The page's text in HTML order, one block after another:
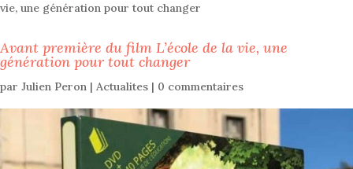
vie, une génération pour tout changer
Avant première du film L’école de la vie, une
génération pour tout changer
par Julien Peron | Actualites | 0 commentaires